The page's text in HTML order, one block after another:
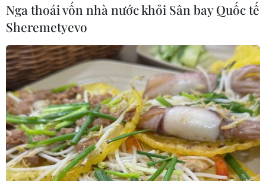
Nga thoái vốn nhà nước khỏi Sân bay Quốc tế
Sheremetyevo